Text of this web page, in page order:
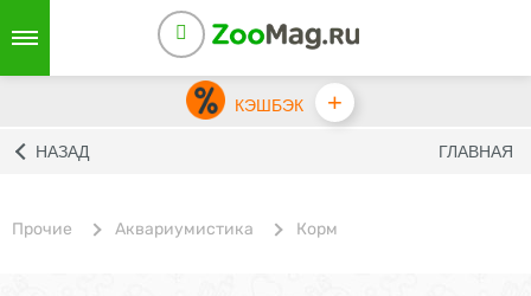
КЭШБЭК +
НАЗАД ГЛАВНАЯ
Прочие Аквариумистика Корм